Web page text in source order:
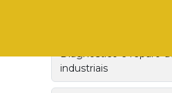
Diagnóstico e reparo
industriais